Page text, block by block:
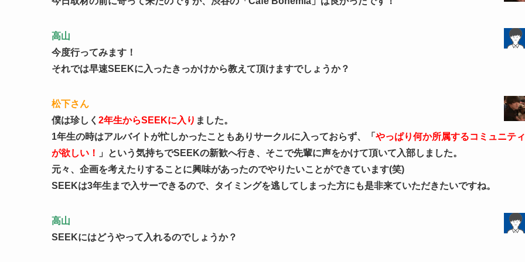
高山
今度行ってみます！
それでは早速SEEKに入ったきっかけから教えて頂けますでしょうか？
松下さん
僕は珍しく 2年生からSEEKに入り ました。
1年生の時はアルバイトが忙しかったこともありサークルに入っておらず、「 やっぱり何か所属するコミュニティ
が欲しい！
」という気持ちでSEEKの新歓へ行き、そこで先輩に声をかけて頂いて入部しました。
元々、企画を考えたりすることに興味があったのでやりたいことができています(笑)
SEEKは3年生まで入サーできるので、タイミングを逃してしまった方にも是非来ていただきたいですね。
高山
SEEKにはどうやって入れるのでしょうか？